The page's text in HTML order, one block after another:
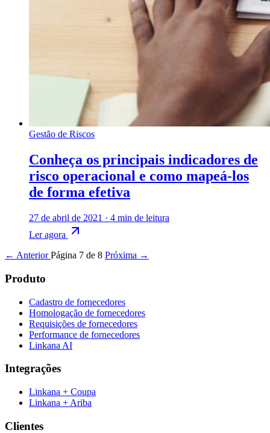
Gestão de Riscos
Conheça os principais indicadores de
risco operacional e como mapeá-los
de forma efetiva
27 de abril de 2021 · 4 min de leitura
Ler agora
← AnteriorPágina 7 de 8 Próxima →
Produto
Cadastro de fornecedores
Homologação de fornecedores
Requisições de fornecedores
Performance de fornecedores
Linkana AI
Integrações
Linkana + Coupa
Linkana + Ariba
Clientes